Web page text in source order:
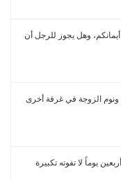
وهل يجوز للرجل أن
الزوجة في غرفة أخرى
يوماً لا تفوته تكبيرة